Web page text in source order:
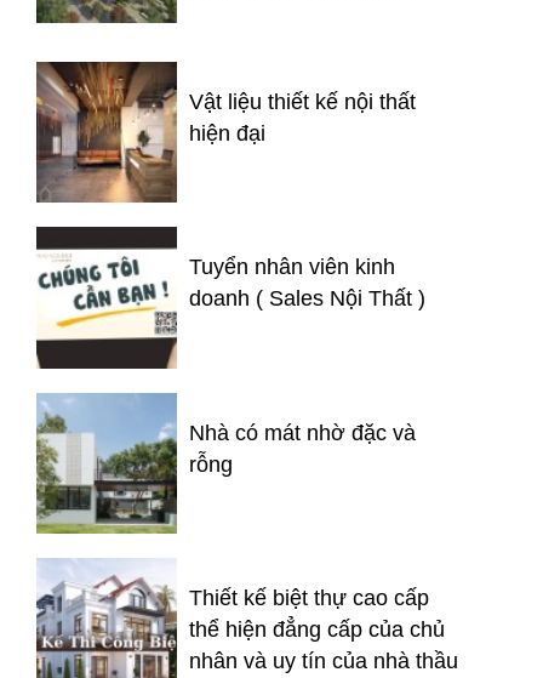
Vật liệu thiết kế nội thất
hiện đại
Tuyển nhân viên kinh
doanh ( Sales Nội Thất )
Nhà có mát nhờ đặc và
rỗng
Thiết kế biệt thự cao cấp
thể hiện đẳng cấp của chủ
nhân và uy tín của nhà thầu